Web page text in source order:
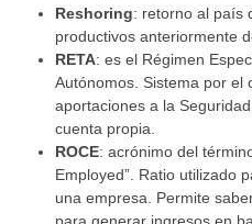
Reshoring: retorno al país
productivos anteriormente
RETA: es el Régimen
Autónomos. Sistema por el
aportaciones a la
cuenta propia.
ROCE: acrónimo del
Employed”. Ratio utilizado
una empresa. Permite
para generar ingresos en